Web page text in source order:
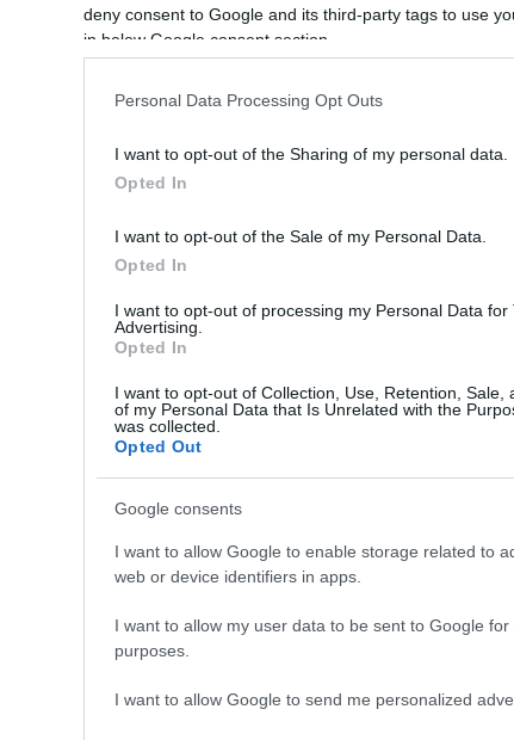
deny consent to Google and its third-party tags to use
in below Google consent section.
Personal Data Processing Opt Outs
I want to opt-out of the Sharing of my personal data.
Opted In
I want to opt-out of the Sale of my Personal Data.
Opted In
I want to opt-out of processing my Personal Data for
Advertising.
Opted In
I want to opt-out of Collection, Use, Retention, Sale,
of my Personal Data that Is Unrelated with the
was collected.
Opted Out
Google consents
I want to allow Google to enable storage related to
web or device identifiers in apps.
I want to allow my user data to be sent to Google
purposes.
I want to allow Google to send me personalized
szobanövény remekül megszűri a levegőt a
Ezek az anyagok akár fejfájást, légzési problémákat is
tőlük. Ráadásul a szobapáfrány elűzi a téli szárazságot is,